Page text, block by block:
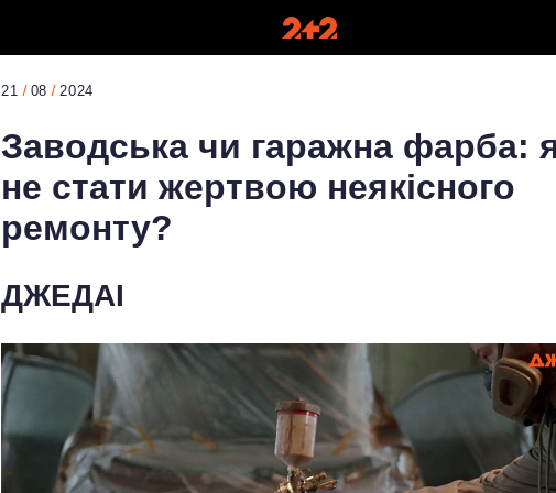
21 08 2024
Заводська чи гаражна фарба:
не стати жертвою неякісного
ремонту?
ДЖЕДАІ